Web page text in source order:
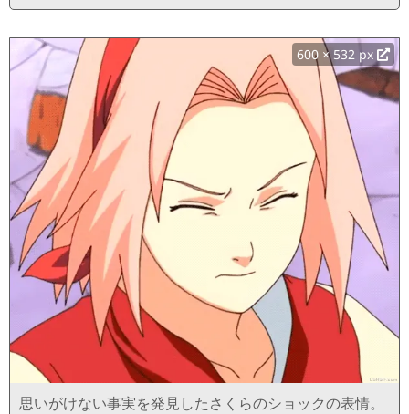
600 × 532 px
思いがけない事実を発見したさくらのショックの表情。